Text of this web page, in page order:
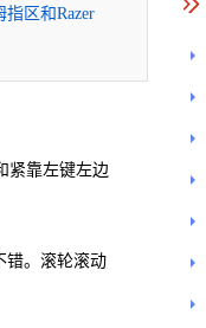
区和Razer
紧靠左键左边
错。滚轮滚动